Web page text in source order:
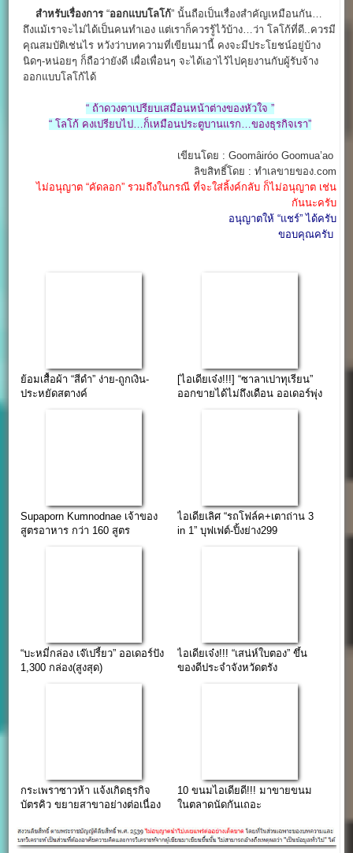
สำหรับเรื่องการ“ ออกแบบโลโก้ ” นั้นถือเป็นเรื่องสำคัญเหมือนกัน…
ถึงแม้เราจะไม่ได้เป็นคนทำเอง แต่เราก็ควรรู้ไว้บ้าง…ว่า โลโก้ที่ดี..ควรมี
คุณสมบัติเช่นไร หวังว่าบทความที่เขียนมานี้ คงจะมีประโยชน์อยู่บ้าง
นิดๆ-หน่อยๆ ก็ถือว่ายังดี เผื่อเพื่อนๆ จะได้เอาไว้ไปคุยงานกับผู้รับจ้าง
ออกแบบโลโก้ได้
“ ถ้าดวงตาเปรียบเสมือนหน้าต่างของหัวใจ ”
“ โลโก้ คงเปรียบไป…ก็เหมือนประตูบานแรก…ของธุรกิจเรา”
เขียนโดย : Goomâiróo Goomua’ao
ลิขสิทธิ์โดย : ทำเลขายของ.com
ไม่อนุญาต “คัดลอก” รวมถึงในกรณี ที่จะใส่ลิ้งค์กลับ ก็ไม่อนุญาต เช่น
กันนะครับ
อนุญาตให้ “แชร์” ได้ครับ
ขอบคุณครับ
ย้อมเสื้อผ้า “สีดำ” ง่าย-ถูกเงิน-
ประหยัดสตางค์
[ไอเดียเจ๋ง!!!] “ซาลาเปาทุเรียน”
ออกขายได้ไม่ถึงเดือน ออเดอร์พุ่ง
Supaporn Kumnodnae เจ้าของ
สูตรอาหาร กว่า 160 สูตร
ไอเดียเลิศ “รถโฟล์ค+เตาถ่าน 3
in 1” บุฟเฟต์-ปิ้งย่าง299
“บะหมี่กล่อง เจ๊เปรี้ยว” ออเดอร์ปัง
1,300 กล่อง(สูงสุด)
ไอเดียเจ๋ง!!! “เสน่ห์ใบตอง” ขึ้น
กระเพราซาวห้า แจ้งเกิดธุรกิจ
10 ขนมไอเดียดี!!! มาขายขนม